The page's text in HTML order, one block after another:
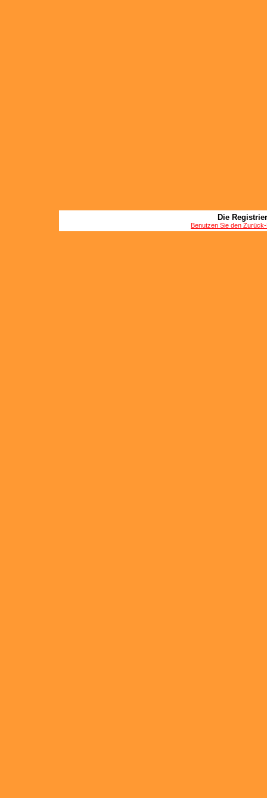
Die
Benutzen Sie den